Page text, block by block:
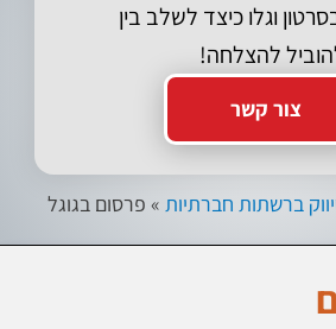
וגלו כיצד לשלב בין
להצלחה!
צור קשר
ברשתות חברתיות » פרסום בגוגל